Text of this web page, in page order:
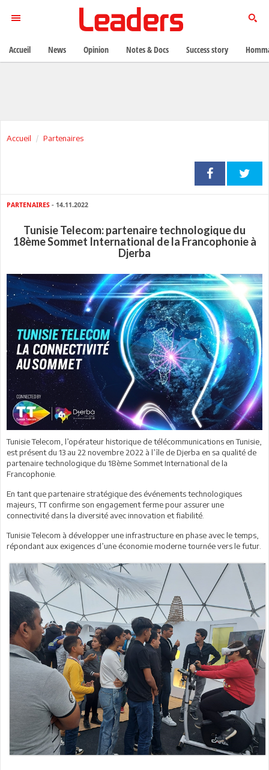
Accueil Partenaires
PARTENAIRES - 14.11.2022
Tunisie Telecom: partenaire technologique du
18ème Sommet International de la Francophonie à
Djerba
Tunisie Telecom, l’opérateur historique de télécommunications en Tunisie,
est présent du 13 au 22 novembre 2022 à l’île de Djerba en sa qualité de
partenaire technologique du 18ème Sommet International de la
Francophonie.
En tant que partenaire stratégique des événements technologiques
majeurs, TT confirme son engagement ferme pour assurer une
connectivité dans la diversité avec innovation et fiabilité.
Tunisie Telecom à développer une infrastructure en phase avec le temps,
répondant aux exigences d’une économie moderne tournée vers le futur.
Accueil News Opinion Notes & Docs Success story